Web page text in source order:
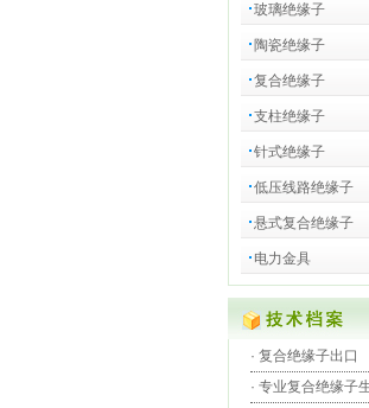
玻璃绝缘子
陶瓷绝缘子
复合绝缘子
支柱绝缘子
针式绝缘子
低压线路绝缘子
悬式复合绝缘子
电力金具
· 复合绝缘子出口
· 专业复合绝缘子